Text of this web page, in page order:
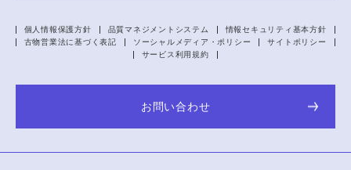
個人情報保護方針 品質マネジメントシステム
情報セキュリティ基本方針
古物営業法に基づく表記
ソーシャルメディア・ポリシー
サイトポリシー
サービス利用規約
お問い合わせ